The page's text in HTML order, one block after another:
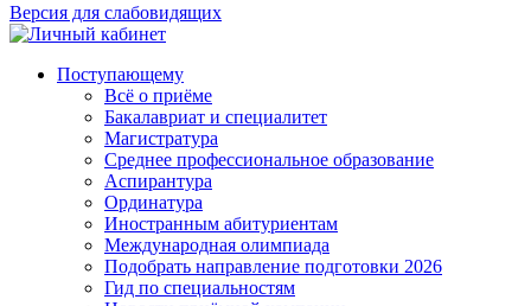
Версия для слабовидящих
Поступающему
Всё о приёме
Бакалавриат и специалитет
Магистратура
Среднее профессиональное образование
Аспирантура
Ординатура
Иностранным абитуриентам
Международная олимпиада
Подобрать направление подготовки 2026
Гид по специальностям